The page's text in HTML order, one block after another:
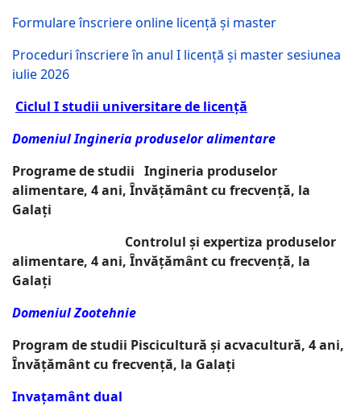
Formulare înscriere online licență și master
Proceduri înscriere în anul I licență și master sesiunea
iulie 2026
Ciclul I studii universitare de licență
Domeniul Ingineria produselor alimentare
Programe de studii Ingineria produselor
alimentare, 4 ani, Învățământ cu frecvență, la
Galați
Controlul și expertiza produselor
alimentare, 4 ani, Învățământ cu frecvență, la
Galați
Domeniul Zootehnie
Program de studii Piscicultură și acvacultură, 4 ani,
Învățământ cu frecvență, la Galați
Invațamânt dual